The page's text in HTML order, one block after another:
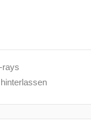
rays